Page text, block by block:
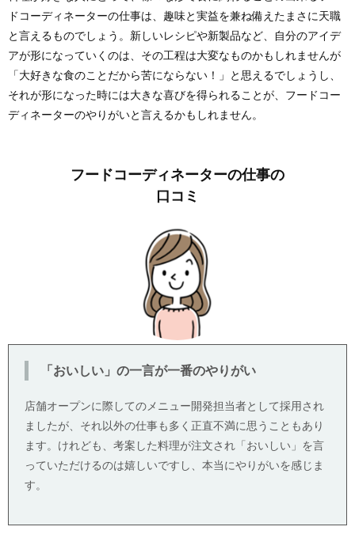
ドコーディネーターの仕事は、趣味と実益を兼ね備えたまさに天職
と言えるものでしょう。新しいレシピや新製品など、自分のアイデ
アが形になっていくのは、その工程は大変なものかもしれませんが
「大好きな食のことだから苦にならない！」と思えるでしょうし、
それが形になった時には大きな喜びを得られることが、フードコー
ディネーターのやりがいと言えるかもしれません。
フードコーディネーターの仕事の
口コミ
「おいしい」の一言が一番のやりがい
店舗オープンに際してのメニュー開発担当者として採用され
ましたが、それ以外の仕事も多く正直不満に思うこともあり
ます。けれども、考案した料理が注文され「おいしい」を言
っていただけるのは嬉しいですし、本当にやりがいを感じま
す。